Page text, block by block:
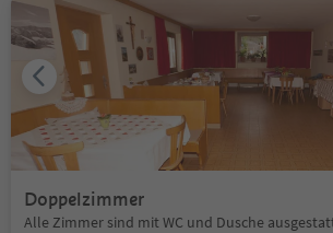
Doppelzimmer
Alle Zimmer sind mit WC und Dusche